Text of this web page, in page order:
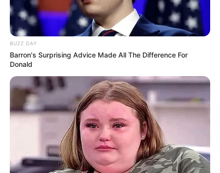
Carla et Noé (Kei Carasena) un duo prometteur
BUZZ DAY
Barron's Surprising Advice Made All The Difference For
Donald